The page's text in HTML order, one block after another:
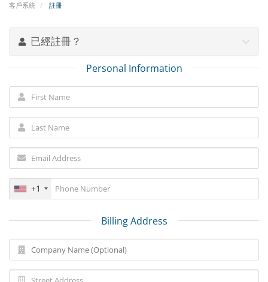
客戶系統 註冊
已經註冊？
Personal Information
+1
Billing Address